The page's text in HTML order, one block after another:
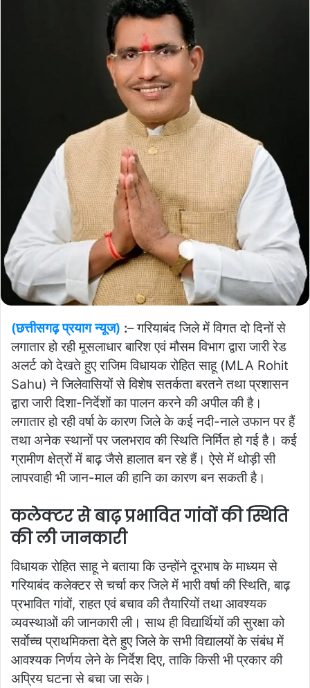
(छत्तीसगढ़ प्रयाग न्यूज) :– गरियाबंद जिले में विगत दो दिनों से
लगातार हो रही मूसलाधार बारिश एवं मौसम विभाग द्वारा जारी रेड
अलर्ट को देखते हुए राजिम विधायक रोहित साहू (MLA Rohit
Sahu) ने जिलेवासियों से विशेष सतर्कता बरतने तथा प्रशासन
द्वारा जारी दिशा-निर्देशों का पालन करने की अपील की है।
लगातार हो रही वर्षा के कारण जिले के कई नदी-नाले उफान पर हैं
तथा अनेक स्थानों पर जलभराव की स्थिति निर्मित हो गई है। कई
ग्रामीण क्षेत्रों में बाढ़ जैसे हालात बन रहे हैं। ऐसे में थोड़ी सी
लापरवाही भी जान-माल की हानि का कारण बन सकती है।
कलेक्टर से बाढ़ प्रभावित गांवों की स्थिति
की ली जानकारी
विधायक रोहित साहू ने बताया कि उन्होंने दूरभाष के माध्यम से
गरियाबंद कलेक्टर से चर्चा कर जिले में भारी वर्षा की स्थिति, बाढ़
प्रभावित गांवों, राहत एवं बचाव की तैयारियों तथा आवश्यक
व्यवस्थाओं की जानकारी ली। साथ ही विद्यार्थियों की सुरक्षा को
सर्वाेच्च प्राथमिकता देते हुए जिले के सभी विद्यालयों के संबंध में
आवश्यक निर्णय लेने के निर्देश दिए, ताकि किसी भी प्रकार की
अप्रिय घटना से बचा जा सके।